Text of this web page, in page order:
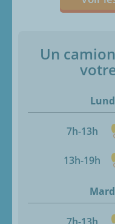
Un
7h-13h
13h-19h